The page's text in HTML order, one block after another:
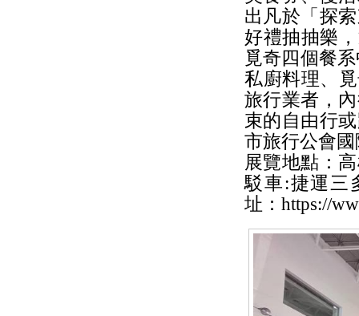
出凡於「探
好禮抽抽樂
覓奇四個餐
私廚料理、
旅行業者，
束的自由行
市旅行公會國
展覽地點：
駁車:捷運三
址：https://